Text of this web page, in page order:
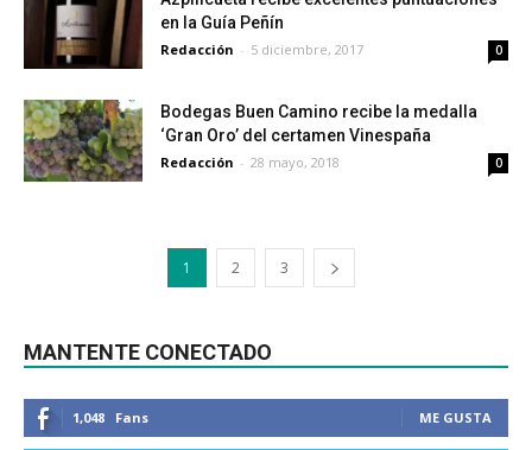
en la Guía Peñín
Redacción - 5 diciembre, 2017 0
Bodegas Buen Camino recibe la medalla
‘Gran Oro’ del certamen Vinespaña
Redacción - 28 mayo, 2018 0
1 2 3
MANTENTE CONECTADO
1,048 Fans ME GUSTA